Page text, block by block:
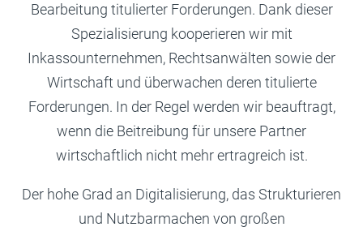
Bearbeitung titulierter Forderungen. Dank dieser
Spezialisierung kooperieren wir mit
Inkassounternehmen, Rechtsanwälten sowie der
Wirtschaft und überwachen deren titulierte
Forderungen. In der Regel werden wir beauftragt,
wenn die Beitreibung für unsere Partner
wirtschaftlich nicht mehr ertragreich ist.
Der hohe Grad an Digitalisierung, das Strukturieren
und Nutzbarmachen von großen